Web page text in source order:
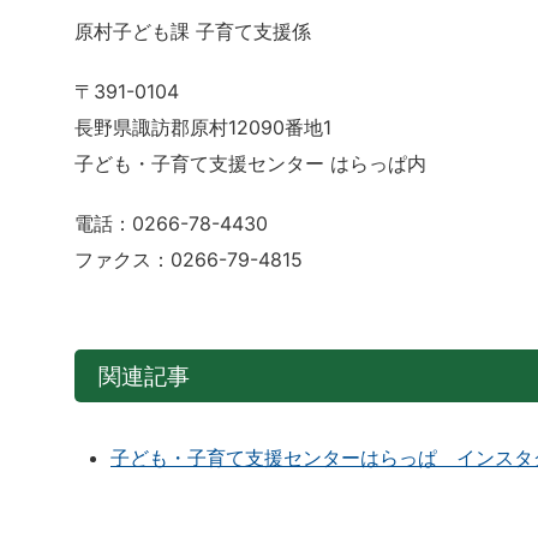
原村子ども課 子育て支援係
〒391-0104
長野県諏訪郡原村12090番地1
子ども・子育て支援センター はらっぱ内
電話：0266-78-4430
ファクス：0266-79-4815
関連記事
子ども・子育て支援センターはらっぱ インスタ